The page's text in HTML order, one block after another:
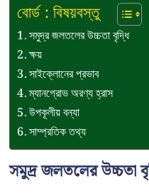
বোর্ড : বিষয়বস্তু
সমুদ্র জলতলের উচ্চতা বৃদ্ধি
ক্ষয়
সাইক্লোনের প্রভাব
ম্যানগ্রোভ অরণ্য হ্রাস
উপকূলীয় বন্যা
সাম্প্রতিক তথ্য
সমুদ্র জলতলের উচ্চতা